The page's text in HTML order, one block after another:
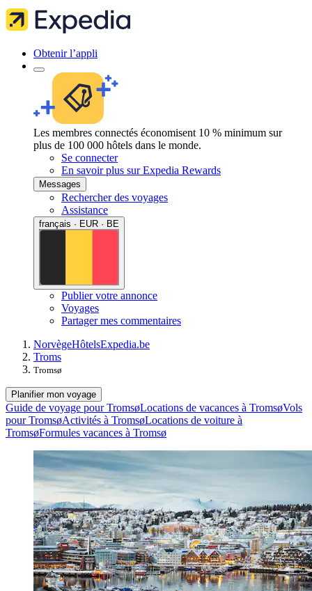
Obtenir l’appli
Les membres connectés économisent 10 % minimum sur
plus de 100 000 hôtels dans le monde.
Se connecter
En savoir plus sur Expedia Rewards
Messages
Rechercher des voyages
Assistance
français · EUR · BE
Publier votre annonce
Voyages
Partager mes commentaires
NorvègeHôtelsExpedia.be
Troms
Tromsø
Planifier mon voyage
Guide de voyage pour TromsøLocations de vacances à TromsøVols
pour TromsøActivités à TromsøLocations de voiture à
TromsøFormules vacances à Tromsø